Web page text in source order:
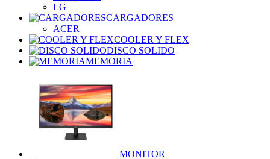
LG
CARGADORES
ACER
COOLER Y FLEX
DISCO SOLIDO
MEMORIA
MONITOR